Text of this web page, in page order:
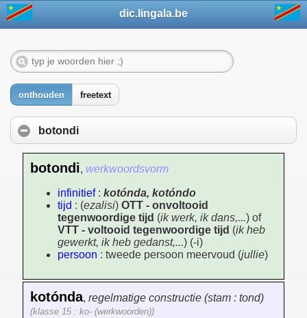
dic.lingala.be
onthouden freetext
botondi
botondi, werkwoordsvorm
infinitief: kotónda, kotóndo
tijd : (ezalisi) OTT - onvoltooid
tegenwoordige tijd (ik werk, ik dans,...) of
VTT - voltooid tegenwoordige tijd (ik heb
gewerkt, ik heb gedanst,...) (-i)
persoon : tweede persoon meervoud (jullie)
kotónda, regelmatige constructie (stam : tond)
(klasse 15 : ko- (werkwoorden))